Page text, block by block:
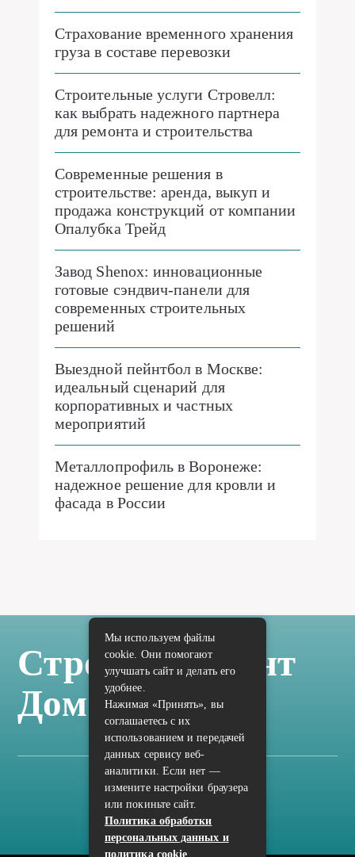
Страхование временного хранения
груза в составе перевозки
Строительные услуги Стровелл:
как выбрать надежного партнера
для ремонта и строительства
Современные решения в
строительстве: аренда, выкуп и
продажа конструкций от компании
Опалубка Трейд
Завод Shenox: инновационные
готовые сэндвич-панели для
современных строительных
решений
Выездной пейнтбол в Москве:
идеальный сценарий для
корпоративных и частных
мероприятий
Металлопрофиль в Воронеже:
надежное решение для кровли и
фасада в России
Стройка Ремонт
Дом Отделка
Карта сайта
Политика конфиденциальности
Мы используем файлы
cookie. Они помогают
улучшать сайт и делать его
удобнее.
Нажимая «Принять», вы
соглашаетесь с их
использованием и передачей
данных сервису веб-
аналитики. Если нет —
измените настройки браузера
или покиньте сайт.
Политика обработки
персональных данных и
политика cookie